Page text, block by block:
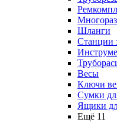
Шланги
Станции
Весы
Ключи
Сумки
Ящики
Ещё 11